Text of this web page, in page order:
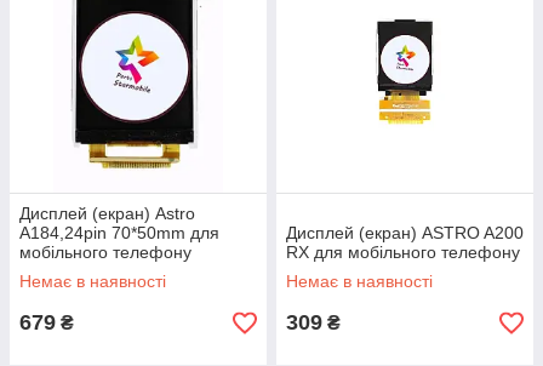
Дисплей (екран) Astro
A184,24pin 70*50mm для
мобільного телефону
Немає в наявності
679 ₴
Дисплей (екран) ASTRO A200
RX для мобільного телефону
Немає в наявності
309 ₴